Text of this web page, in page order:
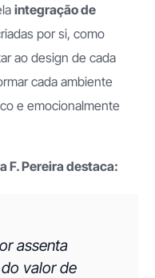
integração de
por si, como
ao design de cada
cada ambiente
e emocionalmente
F. Pereira destaca:
assenta
valor de